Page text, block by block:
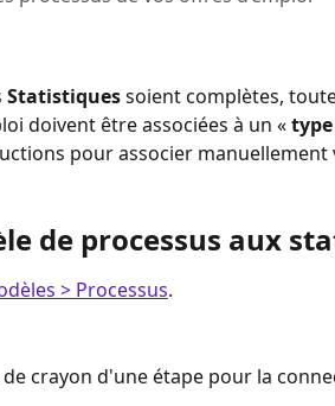
Statistiques soient complètes,
doivent être associées à un « type
pour associer manuellement
de processus aux
> Processus.
crayon d'une étape pour la